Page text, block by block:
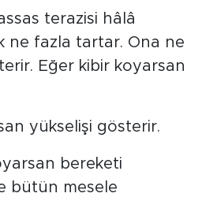
terazisi hâlâ
ne fazla tartar. Ona ne
Eğer kibir koyarsan
yükselişi gösterir.
bereketi
bütün mesele